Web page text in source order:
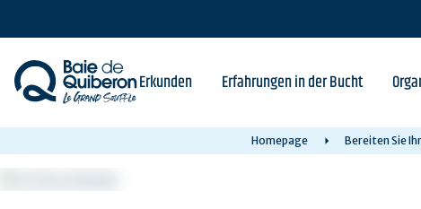
content
Erkunden Erfahrungen in der Bucht
Homepage Bereiten Sie